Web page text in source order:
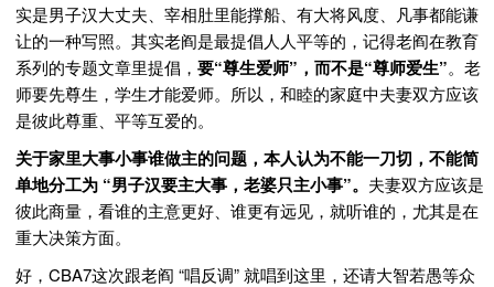
实是男子汉大丈夫、宰相肚里能撑船、有大将风度、凡事都能谦
让的一种写照。其实老阎是最提倡人人平等的，记得老阎在教育
系列的专题文章里提倡， 要“尊生爱师”，而不是“尊师爱生”。老
师要先尊生，学生才能爱师。所以，和睦的家庭中夫妻双方应该
是彼此尊重、平等互爱的。
关于家里大事小事谁做主的问题，本人认为不能一刀切，不能简
单地分工为 “男子汉要主大事，老婆只主小事”。 夫妻双方应该是
彼此商量，看谁的主意更好、谁更有远见，就听谁的，尤其是在
重大决策方面。
好，CBA7这次跟老阎 “唱反调” 就唱到这里，还请大智若愚等众